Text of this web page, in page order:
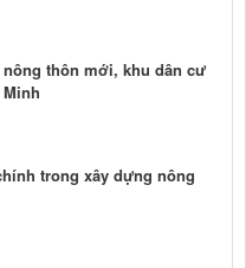
thôn mới, khu dân cư
trong xây dựng nông